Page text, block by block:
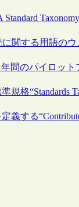
関する用語のウ
1年間のパイロ
格“Standards
する